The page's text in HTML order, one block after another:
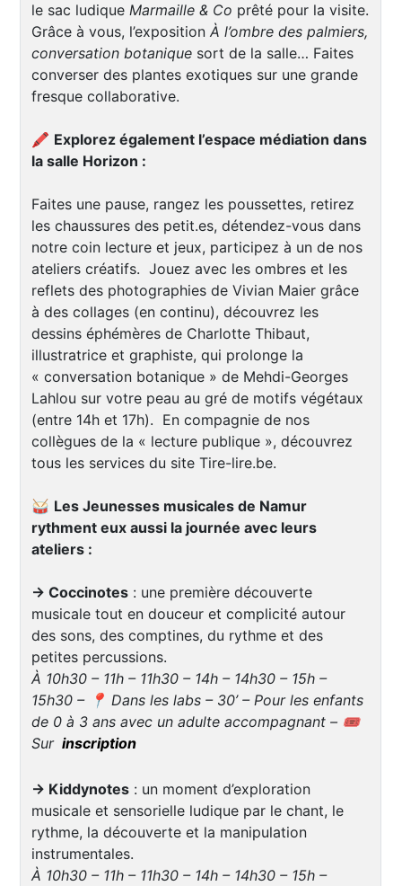
le sac ludiqueMarmaille & Co prêté pour la visite.
Grâce à vous, l’expositionÀ l’ombre des palmiers,
conversation botanique sort de la salle… Faites
converser des plantes exotiques sur une grande
fresque collaborative.
🖍️ Explorez également l’espace médiation dans
la salle Horizon :
Faites une pause, rangez les poussettes, retirez
les chaussures des petit.es, détendez-vous dans
notre coin lecture et jeux, participez à un de nos
ateliers créatifs. Jouez avec les ombres et les
reflets des photographies de Vivian Maier grâce
à des collages (en continu), découvrez les
dessins éphémères de Charlotte Thibaut,
illustratrice et graphiste, qui prolonge la
« conversation botanique » de Mehdi-Georges
Lahlou sur votre peau au gré de motifs végétaux
(entre 14h et 17h). En compagnie de nos
collègues de la « lecture publique », découvrez
tous les services du site Tire-lire.be.
🥁 Les Jeunesses musicales de Namur
rythment eux aussi la journée avec leurs
ateliers :
→ Coccinotes : une première découverte
musicale tout en douceur et complicité autour
des sons, des comptines, du rythme et des
petites percussions.
À 10h30 – 11h – 11h30 – 14h – 14h30 – 15h –
15h30 – 📍 Dans les labs – 30’ – Pour les enfants
de 0 à 3 ans avec un adulte accompagnant – 🎟️
Sur inscription
→ Kiddynotes : un moment d’exploration
musicale et sensorielle ludique par le chant, le
rythme, la découverte et la manipulation
instrumentales.
À 10h30 – 11h – 11h30 – 14h – 14h30 – 15h –